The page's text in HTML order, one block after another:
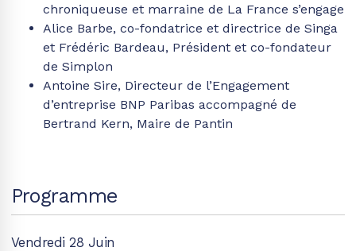
chroniqueuse et marraine de La France s’engage
Alice Barbe, co-fondatrice et directrice de Singa
et Frédéric Bardeau, Président et co-fondateur
de Simplon
Antoine Sire, Directeur de l’Engagement
d’entreprise BNP Paribas accompagné de
Bertrand Kern, Maire de Pantin
Programme
Vendredi 28 Juin